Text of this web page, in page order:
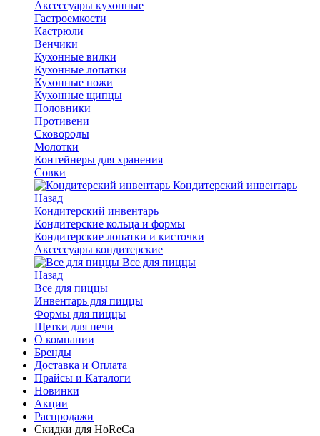
Аксессуары кухонные
Гастроемкости
Кастрюли
Венчики
Кухонные вилки
Кухонные лопатки
Кухонные ножи
Кухонные щипцы
Половники
Противени
Сковороды
Молотки
Контейнеры для хранения
Совки
Кондитерский инвентарь
Назад
Кондитерский инвентарь
Кондитерские кольца и формы
Кондитерские лопатки и кисточки
Аксессуары кондитерские
Все для пиццы
Назад
Все для пиццы
Инвентарь для пиццы
Формы для пиццы
Щетки для печи
О компании
Бренды
Доставка и Оплата
Прайсы и Каталоги
Новинки
Акции
Распродажи
Скидки для HoReCa